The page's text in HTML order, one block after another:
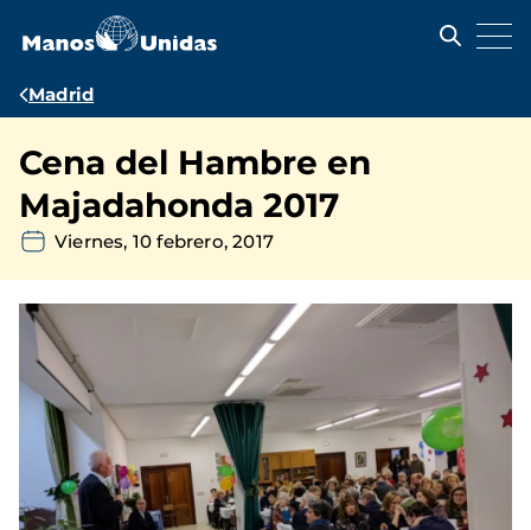
contenido
Ruta
navegación
Madrid
Cena del Hambre en
Majadahonda 2017
Viernes, 10 febrero, 2017